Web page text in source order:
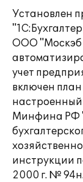
Установлен
ООО "Москэб
учет
включен план
настроенный
Минфина РФ
инструкции
2000 г. №